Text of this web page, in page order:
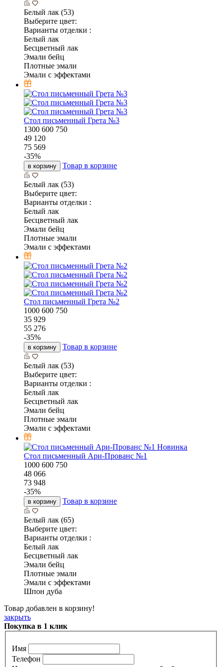
Белый лак (53)
Выберите цвет:
Варианты отделки :
Белый лак
Бесцветный лак
Эмали бейц
Плотные эмали
Эмали с эффектами
Стол письменный Грета №3
1300 600 750
49 120
75 569
-35%
в корзину Товар в корзине
Белый лак (53)
Выберите цвет:
Варианты отделки :
Белый лак
Бесцветный лак
Эмали бейц
Плотные эмали
Эмали с эффектами
Стол письменный Грета №2
1000 600 750
35 929
55 276
-35%
в корзину Товар в корзине
Белый лак (53)
Выберите цвет:
Варианты отделки :
Белый лак
Бесцветный лак
Эмали бейц
Плотные эмали
Эмали с эффектами
Новинка
Стол письменный Ари-Прованс №1
1000 600 750
48 066
73 948
-35%
в корзину Товар в корзине
Белый лак (65)
Выберите цвет:
Варианты отделки :
Белый лак
Бесцветный лак
Эмали бейц
Плотные эмали
Эмали с эффектами
Шпон дуба
Товар добавлен в корзину!
закрыть
Покупка в 1 клик
Имя
Телефон